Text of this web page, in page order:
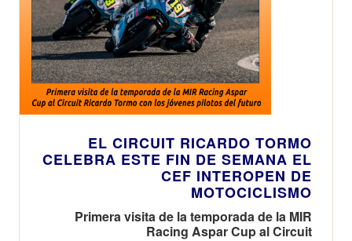
EL CIRCUIT RICARDO TORMO
CELEBRA ESTE FIN DE SEMANA EL
CEF INTEROPEN DE
MOTOCICLISMO
Primera visita de la temporada de la MIR
Racing Aspar Cup al Circuit